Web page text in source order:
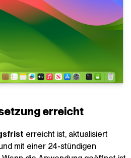
erreicht
erreicht ist, aktualisiert
mit einer 24-stündigen